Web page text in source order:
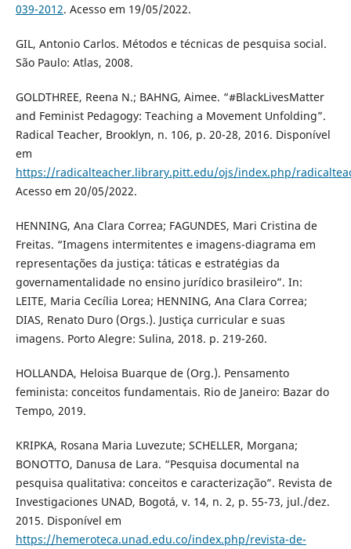
039-2012. Acesso em 19/05/2022.
GIL, Antonio Carlos. Métodos e técnicas de pesquisa social.
São Paulo: Atlas, 2008.
GOLDTHREE, Reena N.; BAHNG, Aimee. “#BlackLivesMatter
and Feminist Pedagogy: Teaching a Movement Unfolding”.
Radical Teacher, Brooklyn, n. 106, p. 20-28, 2016. Disponível
em
https://radicalteacher.library.pitt.edu/ojs/index.php/
Acesso em 20/05/2022.
HENNING, Ana Clara Correa; FAGUNDES, Mari Cristina de
Freitas. “Imagens intermitentes e imagens-diagrama em
representações da justiça: táticas e estratégias da
governamentalidade no ensino jurídico brasileiro”. In:
LEITE, Maria Cecília Lorea; HENNING, Ana Clara Correa;
DIAS, Renato Duro (Orgs.). Justiça curricular e suas
imagens. Porto Alegre: Sulina, 2018. p. 219-260.
HOLLANDA, Heloisa Buarque de (Org.). Pensamento
feminista: conceitos fundamentais. Rio de Janeiro: Bazar do
Tempo, 2019.
KRIPKA, Rosana Maria Luvezute; SCHELLER, Morgana;
BONOTTO, Danusa de Lara. “Pesquisa documental na
pesquisa qualitativa: conceitos e caracterização”. Revista de
Investigaciones UNAD, Bogotá, v. 14, n. 2, p. 55-73, jul./dez.
2015. Disponível em
https://hemeroteca.unad.edu.co/index.php/revista-de-